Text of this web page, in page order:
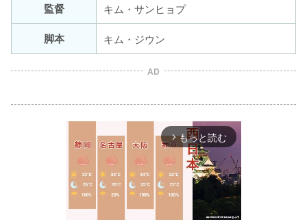
監督
キム・サンヒョプ
脚本
キム・ジウン
AD
arrow_forward_ios もっと読む